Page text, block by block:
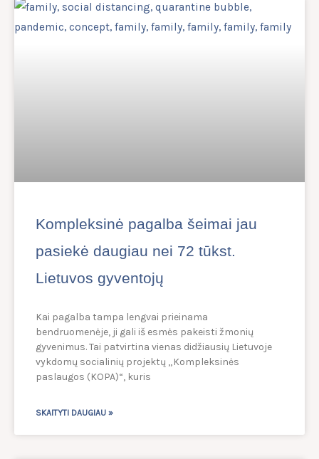
Kompleksinė pagalba šeimai jau
pasiekė daugiau nei 72 tūkst.
Lietuvos gyventojų
Kai pagalba tampa lengvai prieinama
bendruomenėje, ji gali iš esmės pakeisti žmonių
gyvenimus. Tai patvirtina vienas didžiausių Lietuvoje
vykdomų socialinių projektų „Kompleksinės
paslaugos (KOPA)“, kuris
SKAITYTI DAUGIAU »